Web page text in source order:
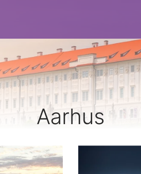
Aarhus